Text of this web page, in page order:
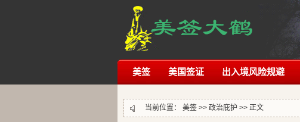
美签 美国签证 出入境风险规避
当前位置： 美签 >> 政治庇护 >> 正文